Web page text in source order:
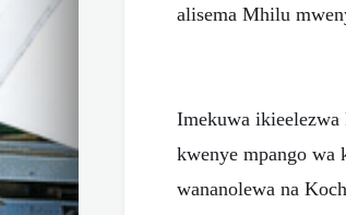
alisema Mhilu
Imekuwa ikieelezwa
kwenye mpango wa
wananolewa na